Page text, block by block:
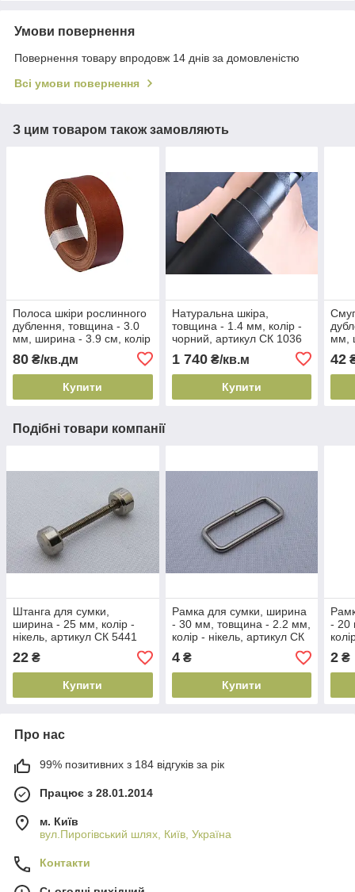
Умови повернення
Повернення товару впродовж 14 днів за домовленістю
Всі умови повернення
З цим товаром також замовляють
Полоса шкіри рослинного
дублення, товщина - 3.0
мм, ширина - 3.9 см, колір
- рижий, артикул СК 1690
С
80 ₴/кв.дм
Купити
Натуральна шкіра,
товщина - 1.4 мм, колір -
чорний, артикул СК 1036
1 740₴/кв.м
Купити
мм,
С
42
Подібні товари компанії
Штанга для сумки,
ширина - 25 мм, колір -
нікель, артикул СК 5441
22 ₴
Купити
Рамка для сумки, ширина
- 30 мм, товщина - 2.2 мм,
колір - нікель, артикул СК
5743
4₴
Купити
- 20
2 ₴
Про нас
99% позитивних з 184 відгуків за рік
Працює з 28.01.2014
м. Київ
вул.Пирогівський шлях, Київ, Україна
Контакти